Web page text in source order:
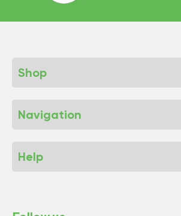
Shop
Navigation
Help